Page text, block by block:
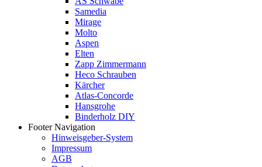
Samedia
Mirage
Molto
Aspen
Elten
Zapp Zimmermann
Heco Schrauben
Kärcher
Atlas-Concorde
Hansgrohe
Binderholz DIY
Footer Navigation
Hinweisgeber-System
Impressum
AGB